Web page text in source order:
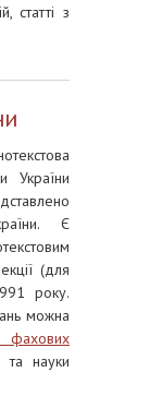
статті з
України
Є
(для
року.
можна
фахових
та науки